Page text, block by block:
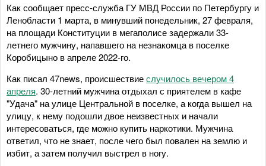
Как сообщает пресс-служба ГУ МВД России по Петербургу и
Ленобласти 1 марта, в минувший понедельник, 27 февраля,
на площади Конституции в мегаполисе задержали 33-
летнего мужчину, напавшего на незнакомца в поселке
Коробицыно в апреле 2022-го.
Как писал 47news, происшествиеслучилось вечером 4
апреля. 30-летний мужчина отдыхал с приятелем в кафе
"Удача" на улице Центральной в поселке, а когда вышел на
улицу, к нему подошли двое неизвестных и начали
интересоваться, где можно купить наркотики. Мужчина
ответил, что не знает, после чего был повален на землю и
избит, а затем получил выстрел в ногу.